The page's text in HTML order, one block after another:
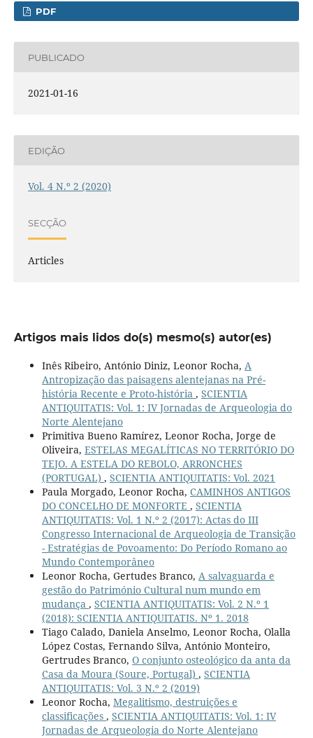
PDF
PUBLICADO
2021-01-16
EDIÇÃO
Vol. 4 N.º 2 (2020)
SECÇÃO
Articles
Artigos mais lidos do(s) mesmo(s) autor(es)
Inês Ribeiro, António Diniz, Leonor Rocha, A
Antropização das paisagens alentejanas na Pré-
história Recente e Proto-história , SCIENTIA
ANTIQUITATIS: Vol. 1: IV Jornadas de Arqueologia do
Norte Alentejano
Primitiva Bueno Ramírez, Leonor Rocha, Jorge de
Oliveira, ESTELAS MEGALÍTICAS NO TERRITÓRIO DO
TEJO. A ESTELA DO REBOLO, ARRONCHES
(PORTUGAL) , SCIENTIA ANTIQUITATIS: Vol. 2021
Paula Morgado, Leonor Rocha, CAMINHOS ANTIGOS
DO CONCELHO DE MONFORTE , SCIENTIA
ANTIQUITATIS: Vol. 1 N.º 2 (2017): Actas do III
Congresso Internacional de Arqueologia de Transição
- Estratégias de Povoamento: Do Período Romano ao
Mundo Contemporâneo
Leonor Rocha, Gertudes Branco, A salvaguarda e
gestão do Património Cultural num mundo em
mudança , SCIENTIA ANTIQUITATIS: Vol. 2 N.º 1
(2018): SCIENTIA ANTIQUITATIS. Nº 1. 2018
Tiago Calado, Daniela Anselmo, Leonor Rocha, Olalla
López Costas, Fernando Silva, António Monteiro,
Gertrudes Branco, O conjunto osteológico da anta da
Casa da Moura (Soure, Portugal) , SCIENTIA
ANTIQUITATIS: Vol. 3 N.º 2 (2019)
Leonor Rocha, Megalitismo, destruições e
classificações , SCIENTIA ANTIQUITATIS: Vol. 1: IV
Jornadas de Arqueologia do Norte Alentejano